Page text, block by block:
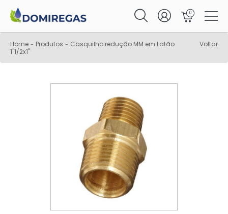
0
Home - Produtos - Casquilho redução MM em Latão
1"1/2x1"
Voltar